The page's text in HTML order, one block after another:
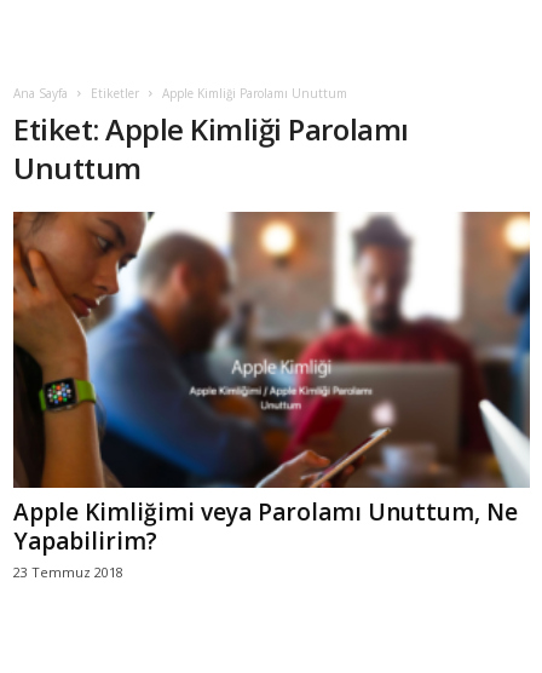
Ana Sayfa Etiketler Apple Kimliği Parolamı Unuttum
Etiket: Apple Kimliği Parolamı
Unuttum
Apple Kimliğimi veya Parolamı Unuttum, Ne
Yapabilirim?
23 Temmuz 2018